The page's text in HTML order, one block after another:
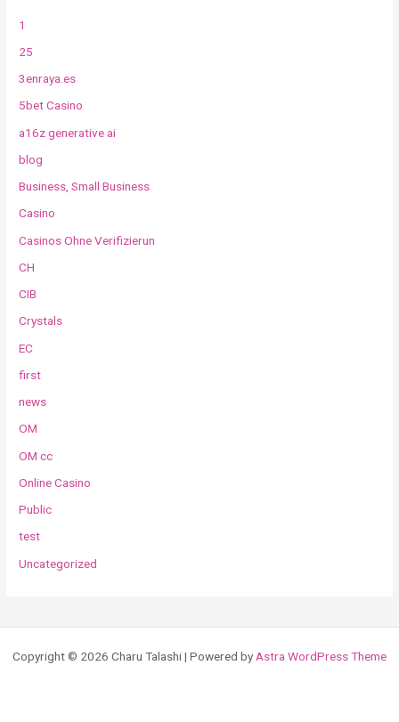
1
25
3enraya.es
5bet Casino
a16z generative ai
blog
Business, Small Business
Casino
Casinos Ohne Verifizierun
CH
CIB
Crystals
EC
first
news
OM
OM cc
Online Casino
Public
test
Uncategorized
Copyright © 2026 Charu Talashi | Powered by Astra WordPress Theme